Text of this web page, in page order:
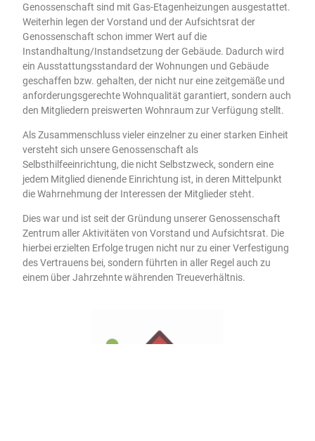
Genossenschaft sind mit Gas-Etagenheizungen ausgestattet.
Weiterhin legen der Vorstand und der Aufsichtsrat der
Genossenschaft schon immer Wert auf die
Instandhaltung/Instandsetzung der Gebäude. Dadurch wird
ein Ausstattungsstandard der Wohnungen und Gebäude
geschaffen bzw. gehalten, der nicht nur eine zeitgemäße und
anforderungsgerechte Wohnqualität garantiert, sondern auch
den Mitgliedern preiswerten Wohnraum zur Verfügung stellt.
Als Zusammenschluss vieler einzelner zu einer starken Einheit
versteht sich unsere Genossenschaft als
Selbsthilfeeinrichtung, die nicht Selbstzweck, sondern eine
jedem Mitglied dienende Einrichtung ist, in deren Mittelpunkt
die Wahrnehmung der Interessen der Mitglieder steht.
Dies war und ist seit der Gründung unserer Genossenschaft
Zentrum aller Aktivitäten von Vorstand und Aufsichtsrat. Die
hierbei erzielten Erfolge trugen nicht nur zu einer Verfestigung
des Vertrauens bei, sondern führten in aller Regel auch zu
einem über Jahrzehnte währenden Treueverhältnis.